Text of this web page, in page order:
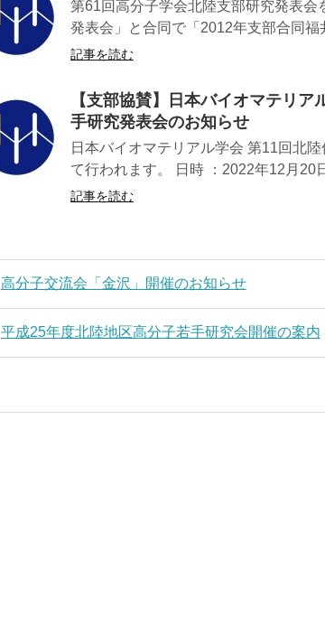
第61回高分子学会北陸支部研究発表
発表会」と合同で「2012年支部合同
記事を読む
【支部協賛】日本バイオマテリ
手研究発表会のお知らせ
日本バイオマテリアル学会 第11回北
て行われます。 日時 ：2022年12月20
記事を読む
高分子交流会「金沢」開催のお知らせ
平成25年度北陸地区高分子若手研究会開催の案内